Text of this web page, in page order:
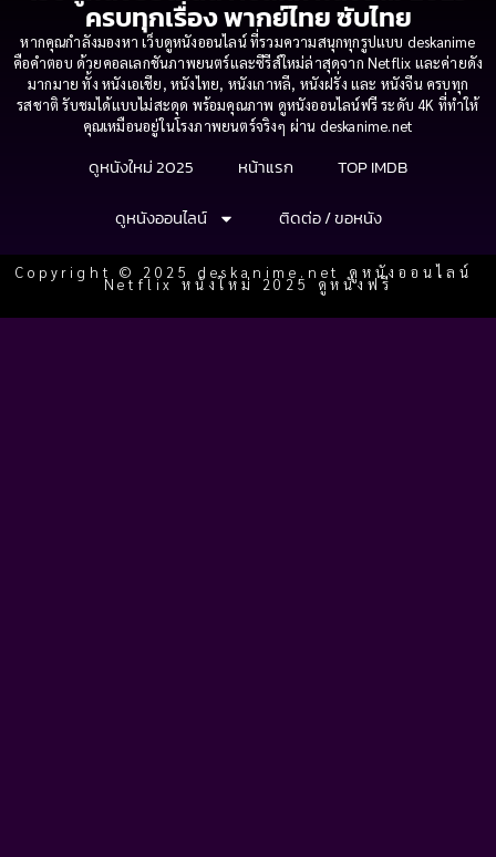
ครบทุกเรื่อง พากย์ไทย ซับไทย
หากคุณกำลังมองหา เว็บดูหนังออนไลน์ ที่รวมความสนุกทุกรูปแบบ deskanime
คือคำตอบ ด้วยคอลเลกชันภาพยนตร์และซีรีส์ใหม่ล่าสุดจาก Netflix และค่ายดัง
มากมาย ทั้ง หนังเอเชีย, หนังไทย, หนังเกาหลี, หนังฝรั่ง และ หนังจีน ครบทุก
รสชาติ รับชมได้แบบไม่สะดุด พร้อมคุณภาพ ดูหนังออนไลน์ฟรี ระดับ 4K ที่ทำให้
คุณเหมือนอยู่ในโรงภาพยนตร์จริงๆ ผ่าน deskanime.net
ดูหนังใหม่ 2025 หน้าแรก
TOP IMDB
ดูหนังออนไลน์
ติดต่อ / ขอหนัง
Copyright © 2025 deskanime.net ดูหนังออนไลน์
Netflix หนังใหม่ 2025 ดูหนังฟรี